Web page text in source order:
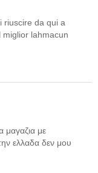
riuscire da qui a
lahmacun
μαγαζια με
ελλαδα δεν μου